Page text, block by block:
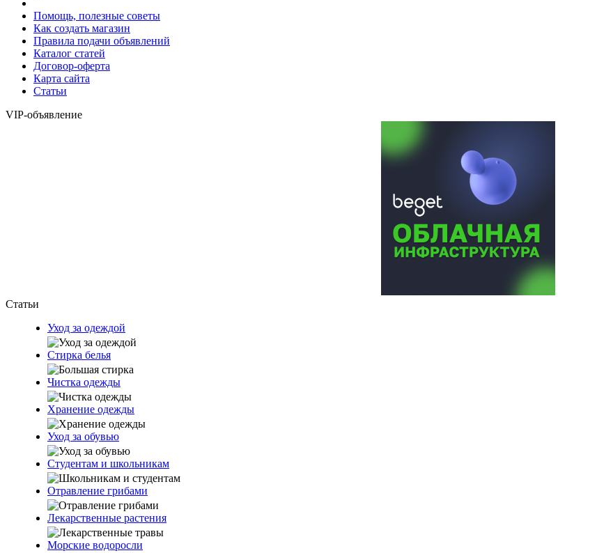
Помощь, полезные советы
Как создать магазин
Правила подачи объявлений
Каталог статей
Договор-оферта
Карта сайта
Статьи
VIP-объявление
Статьи
Уход за одеждой
Стирка белья
Чистка одежды
Хранение одежды
Уход за обувью
Студентам и школьникам
Отравление грибами
Лекарственные растения
Морские водоросли